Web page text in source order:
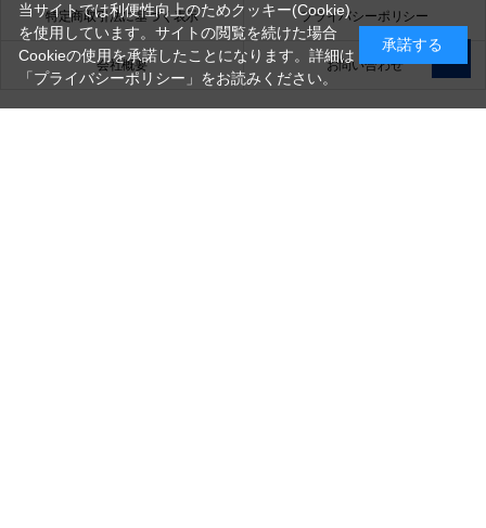
特定商取引法に基づく表示 プライバシーポリシー
会社概要 お問い合わせ
当サイトでは利便性向上のためクッキー(Cookie)
を使用しています。サイトの閲覧を続けた場合
Cookieの使用を承諾したことになります。詳細は
「プライバシーポリシー」 をお読みください。
承諾する